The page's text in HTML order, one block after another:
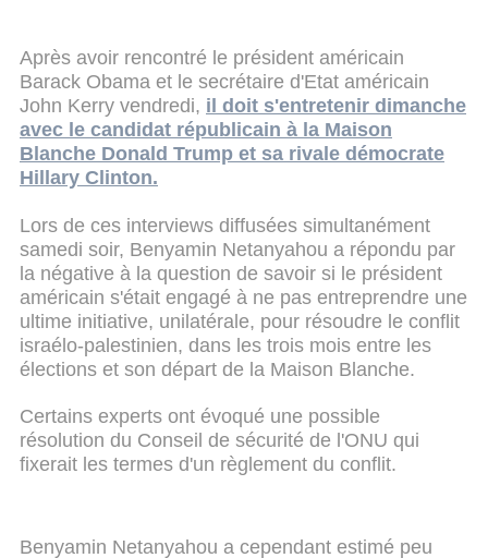
Après avoir rencontré le président américain
Barack Obama et le secrétaire d'Etat américain
John Kerry vendredi, il doit s'entretenir dimanche
avec le candidat républicain à la Maison
Blanche Donald Trump et sa rivale démocrate
Hillary Clinton.
Lors de ces interviews diffusées simultanément
samedi soir, Benyamin Netanyahou a répondu par
la négative à la question de savoir si le président
américain s'était engagé à ne pas entreprendre une
ultime initiative, unilatérale, pour résoudre le conflit
israélo-palestinien, dans les trois mois entre les
élections et son départ de la Maison Blanche.
Certains experts ont évoqué une possible
résolution du Conseil de sécurité de l'ONU qui
fixerait les termes d'un règlement du conflit.
Benyamin Netanyahou a cependant estimé peu